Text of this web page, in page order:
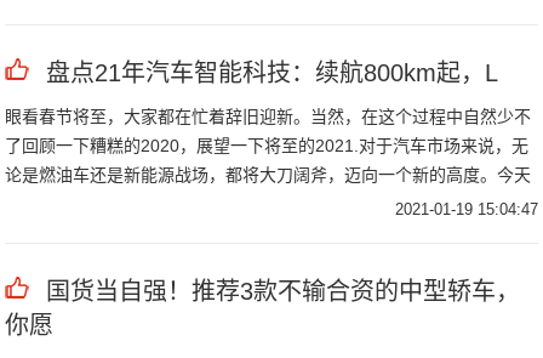
盘点21年汽车智能科技：续航800km起，L
眼看春节将至，大家都在忙着辞旧迎新。当然，在这个过程中自然少不
了回顾一下糟糕的2020，展望一下将至的2021.对于汽车市场来说，无
论是燃油车还是新能源战场，都将大刀阔斧，迈向一个新的高度。今天
2021-01-19 15:04:47
国货当自强！推荐3款不输合资的中型轿车，
你愿